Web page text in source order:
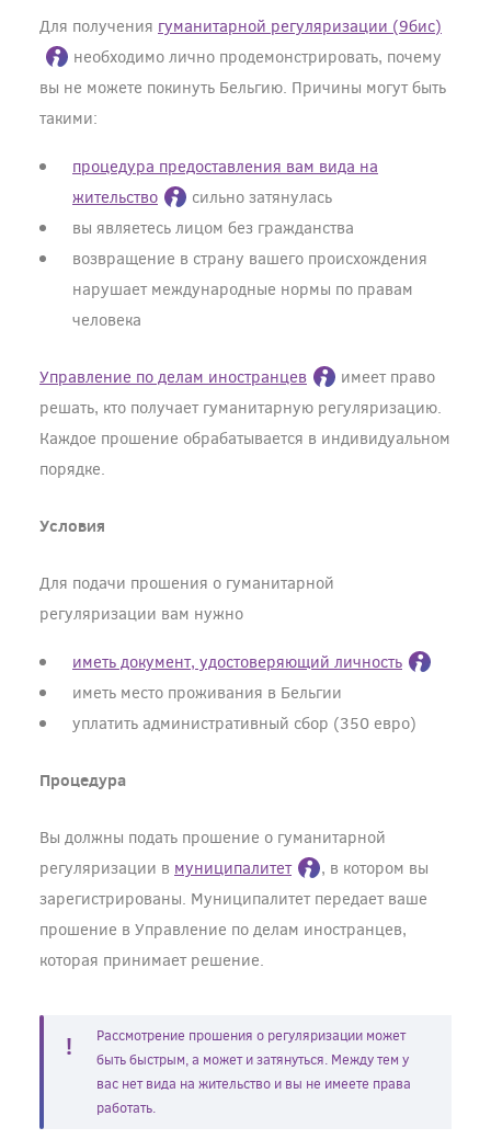
Для получения гуманитарной регуляризации (9бис)
необходимо лично продемонстрировать, почему
вы не можете покинуть Бельгию. Причины могут быть
такими:
процедура предоставления вам вида на
жительство
сильно затянулась
вы являетесь лицом без гражданства
возвращение в страну вашего происхождения
нарушает международные нормы по правам
человека
Управление по делам иностранцев
имеет право
решать, кто получает гуманитарную регуляризацию.
Каждое прошение обрабатывается в индивидуальном
порядке.
Условия
Для подачи прошения о гуманитарной
регуляризации вам нужно
иметь документ, удостоверяющий личность
иметь место проживания в Бельгии
уплатить административный сбор (350 евро)
Процедура
Вы должны подать прошение о гуманитарной
регуляризации в муниципалитет
, в котором вы
зарегистрированы. Муниципалитет передает ваше
прошение в Управление по делам иностранцев,
которая принимает решение.
Рассмотрение прошения о регуляризации может
быть быстрым, а может и затянуться. Между тем у
вас нет вида на жительство и вы не имеете права
работать.